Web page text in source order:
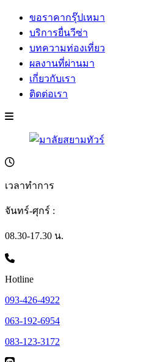
ขอราคากรุ๊ปเหมา
บริการยื่นวีซ่า
บทความท่องเที่ยว
ผลงานที่ผ่านมา
เกี่ยวกับเรา
ติดต่อเรา
เวลาทำการ
จันทร์-ศุกร์ :
08.30-17.30 น.
Hotline
093-426-4922
063-192-6954
083-123-3172